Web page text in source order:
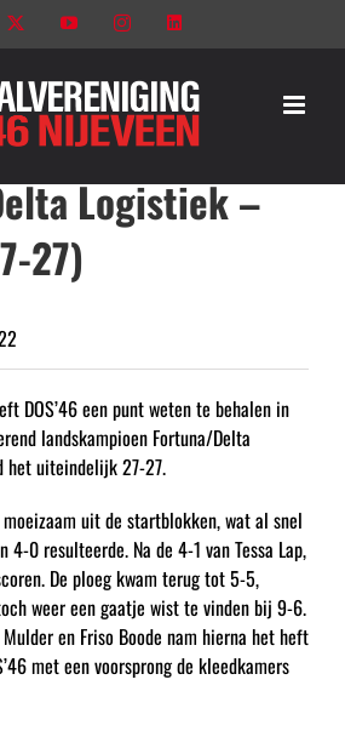
YouTubeInstagram
Logistiek –
27)
DOS’46 een punt weten te behalen in
landskampioen Fortuna/Delta
het uiteindelijk 27-27.
moeizaam uit de startblokken, wat al snel
0 resulteerde. Na de 4-1 van Tessa Lap,
De ploeg kwam terug tot 5-5,
weer een gaatje wist te vinden bij 9-6.
en Friso Boode nam hierna het heft
met een voorsprong de kleedkamers